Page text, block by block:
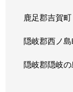
鹿足郡吉賀町
隠岐郡西ノ
隠岐郡隠岐